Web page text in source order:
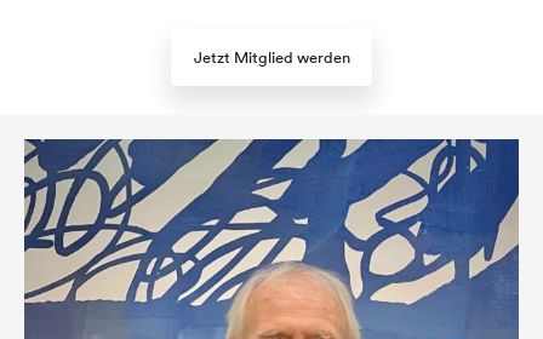
Jetzt Mitglied werden